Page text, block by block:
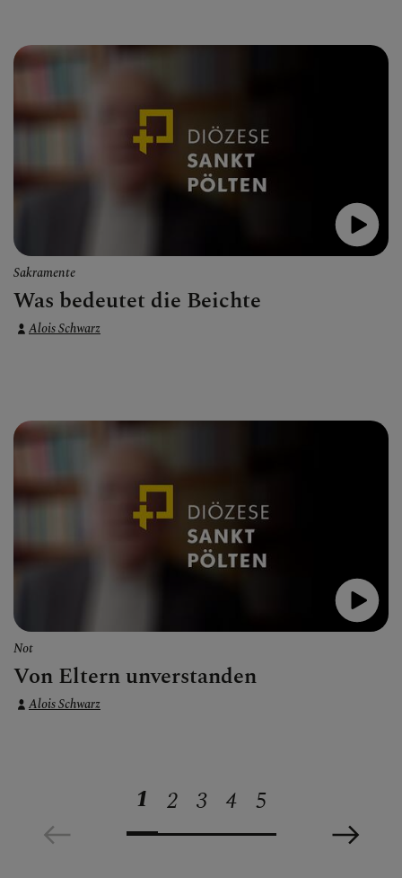
Sakramente
Was bedeutet die Beichte
Alois Schwarz
Not
Von Eltern unverstanden
Alois Schwarz
1 2 3 4 5